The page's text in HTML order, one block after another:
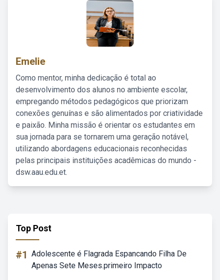
Emelie
Como mentor, minha dedicação é total ao
desenvolvimento dos alunos no ambiente escolar,
empregando métodos pedagógicos que priorizam
conexões genuínas e são alimentados por criatividade
e paixão. Minha missão é orientar os estudantes em
sua jornada para se tornarem uma geração notável,
utilizando abordagens educacionais reconhecidas
pelas principais instituições acadêmicas do mundo -
dsw.aau.edu.et.
Top Post
#1 Adolescente é Flagrada Espancando Filha De
Apenas Sete Meses.primeiro Impacto